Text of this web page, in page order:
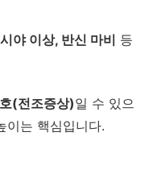
야 이상, 반신 마비 등
(전조증상)일 수 있으
이는 핵심입니다.